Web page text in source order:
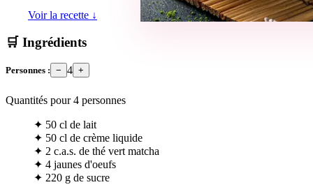
Voir la recette ↓
🛒 Ingrédients
Personnes : − 4 +
Quantités pour4 personnes
✦ 50 cl de lait
✦ 50 cl de crème liquide
✦ 2 c.a.s. de thé vert matcha
✦ 4 jaunes d'oeufs
✦ 220 g de sucre